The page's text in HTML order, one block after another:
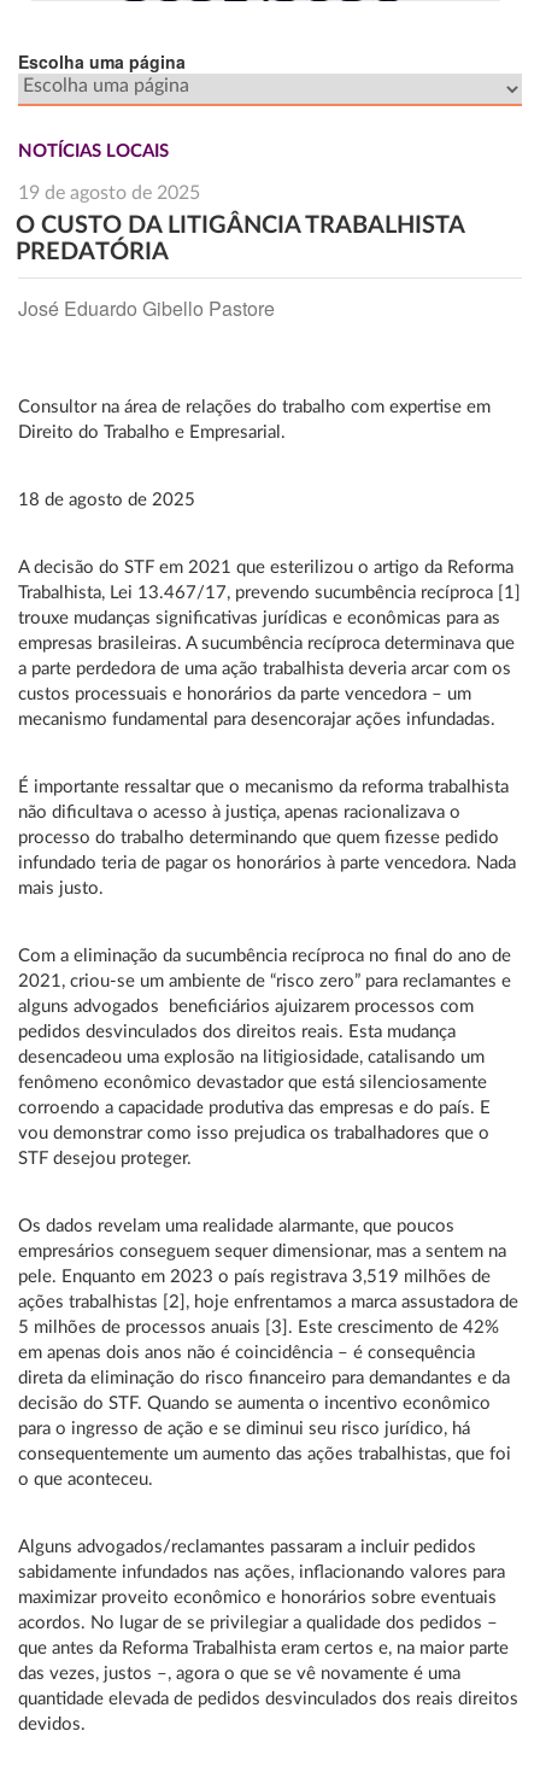
Escolha uma página
NOTÍCIAS LOCAIS
19 de agosto de 2025
O CUSTO DA LITIGÂNCIA TRABALHISTA
PREDATÓRIA
José Eduardo Gibello Pastore
Consultor na área de relações do trabalho com expertise em
Direito do Trabalho e Empresarial.
18 de agosto de 2025
A decisão do STF em 2021 que esterilizou o artigo da Reforma
Trabalhista, Lei 13.467/17, prevendo sucumbência recíproca [1]
trouxe mudanças significativas jurídicas e econômicas para as
empresas brasileiras. A sucumbência recíproca determinava que
a parte perdedora de uma ação trabalhista deveria arcar com os
custos processuais e honorários da parte vencedora – um
mecanismo fundamental para desencorajar ações infundadas.
É importante ressaltar que o mecanismo da reforma trabalhista
não dificultava o acesso à justiça, apenas racionalizava o
processo do trabalho determinando que quem fizesse pedido
infundado teria de pagar os honorários à parte vencedora. Nada
mais justo.
Com a eliminação da sucumbência recíproca no final do ano de
2021, criou-se um ambiente de “risco zero” para reclamantes e
alguns advogados beneficiários ajuizarem processos com
pedidos desvinculados dos direitos reais. Esta mudança
desencadeou uma explosão na litigiosidade, catalisando um
fenômeno econômico devastador que está silenciosamente
corroendo a capacidade produtiva das empresas e do país. E
vou demonstrar como isso prejudica os trabalhadores que o
STF desejou proteger.
Os dados revelam uma realidade alarmante, que poucos
empresários conseguem sequer dimensionar, mas a sentem na
pele. Enquanto em 2023 o país registrava 3,519 milhões de
ações trabalhistas [2], hoje enfrentamos a marca assustadora de
5 milhões de processos anuais [3]. Este crescimento de 42%
em apenas dois anos não é coincidência – é consequência
direta da eliminação do risco financeiro para demandantes e da
decisão do STF. Quando se aumenta o incentivo econômico
para o ingresso de ação e se diminui seu risco jurídico, há
consequentemente um aumento das ações trabalhistas, que foi
o que aconteceu.
Alguns advogados/reclamantes passaram a incluir pedidos
sabidamente infundados nas ações, inflacionando valores para
maximizar proveito econômico e honorários sobre eventuais
acordos. No lugar de se privilegiar a qualidade dos pedidos –
que antes da Reforma Trabalhista eram certos e, na maior parte
das vezes, justos –, agora o que se vê novamente é uma
quantidade elevada de pedidos desvinculados dos reais direitos
devidos.